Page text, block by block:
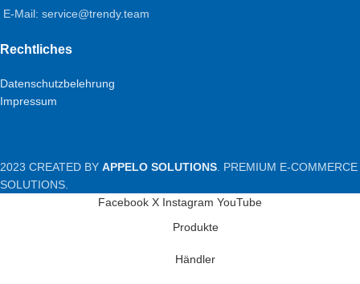
E-Mail: service@trendy.team
Rechtliches
Datenschutzbelehrung
Impressum
2023 CREATED BY APPELO SOLUTIONS . PREMIUM E-COMMERCE
SOLUTIONS.
Facebook X Instagram YouTube
Produkte
Händler